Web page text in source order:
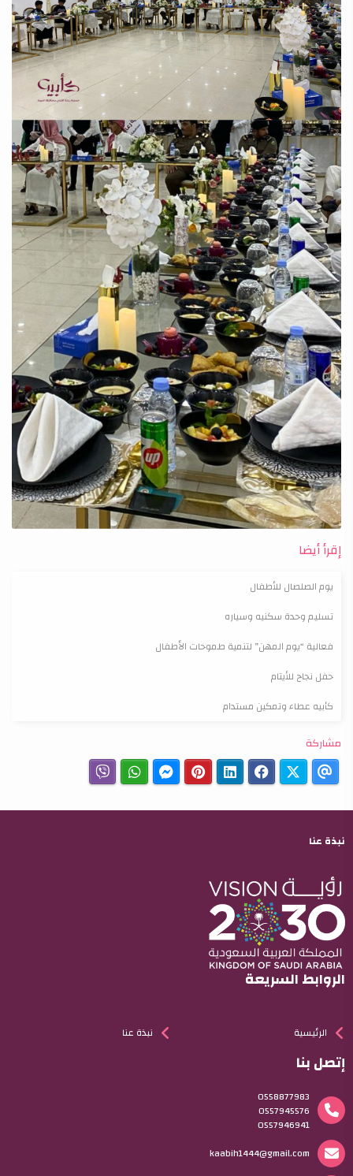
إقرأ أيضا
يوم الصلصال للأطفال
تسليم وحدة سكنيه وسياره
فعالية “يوم المهن” لتنمية طموحات الأطفال
حفل نجاح للأيتام
كأبيه عطاء وتمكين مستدام
مشاركة
نبذة عنا
الروابط السريعة
الرئيسية نبذة عنا
إتصل بنا
0558877983
0557945576
0557946941
kaabih1444@gmail.com